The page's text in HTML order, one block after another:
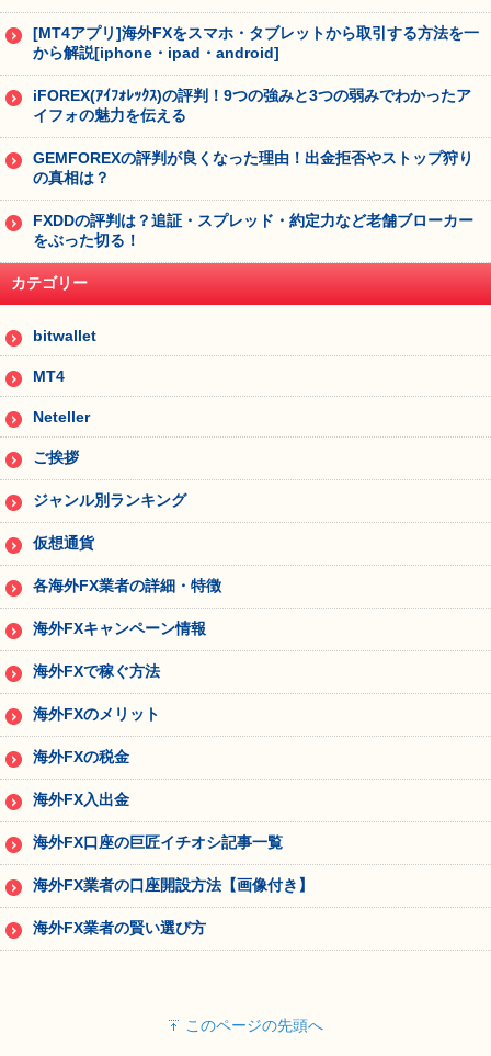
[MT4アプリ]海外FXをスマホ・タブレットから取引する方法を一
から解説[iphone・ipad・android]
iFOREX(ｱｲﾌｫﾚｯｸｽ)の評判！9つの強みと3つの弱みでわかったア
イフォの魅力を伝える
GEMFOREXの評判が良くなった理由！出金拒否やストップ狩り
の真相は？
FXDDの評判は？追証・スプレッド・約定力など老舗ブローカー
をぶった切る！
カテゴリー
bitwallet
MT4
Neteller
ご挨拶
ジャンル別ランキング
仮想通貨
各海外FX業者の詳細・特徴
海外FXキャンペーン情報
海外FXで稼ぐ方法
海外FXのメリット
海外FXの税金
海外FX入出金
海外FX口座の巨匠イチオシ記事一覧
海外FX業者の口座開設方法【画像付き】
海外FX業者の賢い選び方
このページの先頭へ